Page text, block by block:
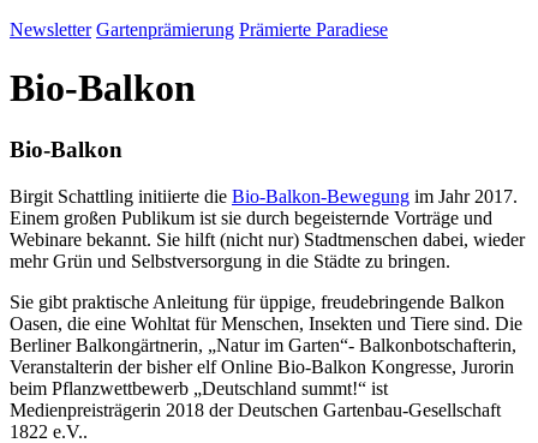
Newsletter Gartenprämierung Prämierte Paradiese
Bio-Balkon
Bio-Balkon
Birgit Schattling initiierte die Bio-Balkon-Bewegung im Jahr 2017.
Einem großen Publikum ist sie durch begeisternde Vorträge und
Webinare bekannt. Sie hilft (nicht nur) Stadtmenschen dabei, wieder
mehr Grün und Selbstversorgung in die Städte zu bringen.
Sie gibt praktische Anleitung für üppige, freudebringende Balkon
Oasen, die eine Wohltat für Menschen, Insekten und Tiere sind. Die
Berliner Balkongärtnerin, „Natur im Garten“- Balkonbotschafterin,
Veranstalterin der bisher elf Online Bio-Balkon Kongresse, Jurorin
beim Pflanzwettbewerb „Deutschland summt!“ ist
Medienpreisträgerin 2018 der Deutschen Gartenbau-Gesellschaft
1822 e.V..